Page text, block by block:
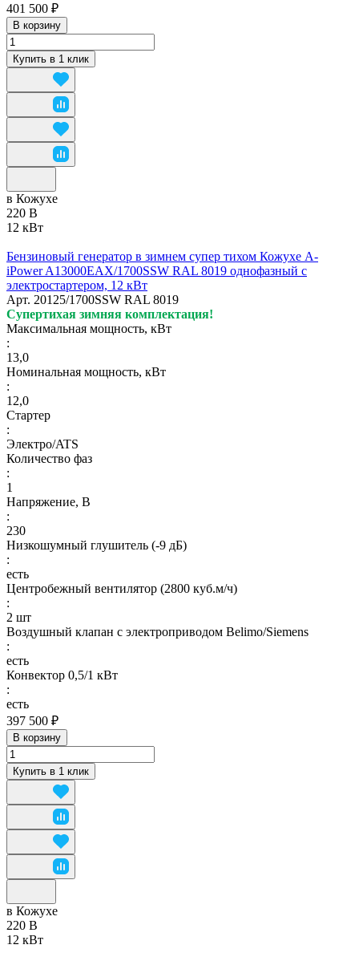
401 500 ₽
В корзину
Купить в 1 клик
в Кожухе
220 В
12 кВт
Бензиновый генератор в зимнем супер тихом Кожухе A-
iPower A13000EAX/1700SSW RAL 8019 однофазный с
электростартером, 12 кВт
Арт. 20125/1700SSW RAL 8019
Супертихая зимняя комплектация!
Максимальная мощность, кВт
:
13,0
Номинальная мощность, кВт
:
12,0
Стартер
:
Электро/ATS
Количество фаз
:
1
Напряжение, В
:
230
Низкошумный глушитель (-9 дБ)
:
есть
Центробежный вентилятор (2800 куб.м/ч)
:
2 шт
Воздушный клапан с электроприводом Belimo/Siemens
:
есть
Конвектор 0,5/1 кВт
:
есть
397 500 ₽
В корзину
Купить в 1 клик
в Кожухе
220 В
12 кВт